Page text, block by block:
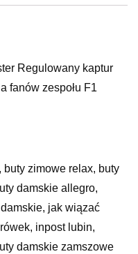
Regulowany kaptur
fanów zespołu F1
buty zimowe relax, buty
damskie allegro,
jak wiązać
inpost lubin,
damskie zamszowe